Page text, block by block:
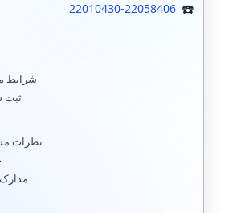
22010430-22058406
شرایط
ثبت
نظرات